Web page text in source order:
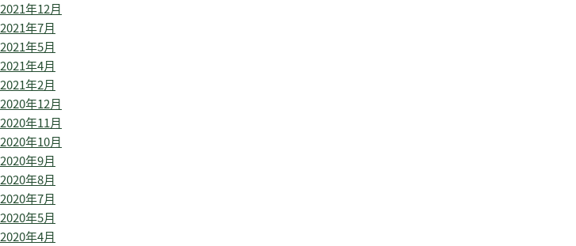
2021年12月
2021年7月
2021年5月
2021年4月
2021年2月
2020年12月
2020年11月
2020年10月
2020年9月
2020年8月
2020年7月
2020年5月
2020年4月